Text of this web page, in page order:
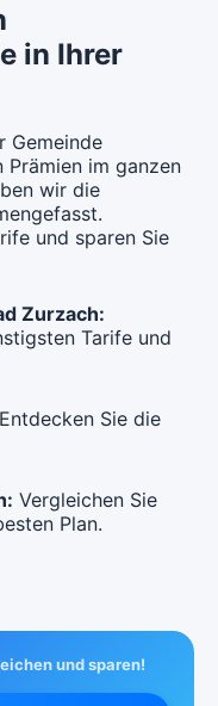
CHF 133.75
SanaTel
CHF 126.55
CHF 139.55
in Ihrer
Gemeinde
im ganzen
wir die
und sparen Sie
Zurzach:
Tarife und
Entdecken Sie die
Vergleichen Sie
Plan.
und sparen!